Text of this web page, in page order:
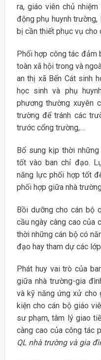
ra, giáo viên chủ
động phụ huynh
bị cần thiết phục vụ cho
Phối hợp công tác đảm
toàn xã hội trong và
an thị xã Bến Cát sinh
học sinh và phụ
phương thường xuyên
trường để tránh các
trước cổng trường,…
Bổ sung kịp thời
tốt vào ban chỉ đạo.
năng lực phối hợp tốt
phối hợp giữa nhà
Bồi dưỡng cho cán bộ
cầu ngày càng cao của
thời những cán bộ có
đạo hay tham dự các
Phát huy vai trò của
giữa nhà trường-gia
và kỹ năng ứng xử cho
kiện cho cán bộ giáo
sư phạm, tâm lý giao
càng cao của công tác
QL nhà trường và gia